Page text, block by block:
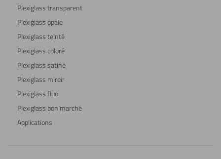
Plexiglass transparent
Plexiglass opale
Plexiglass teinté
Plexiglass coloré
Plexiglass satiné
Plexiglass miroir
Plexiglass fluo
Plexiglass bon marché
Applications